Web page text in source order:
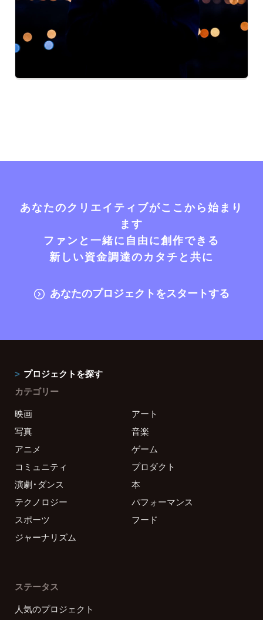
あなたのクリエイティブがここから始まり
ます
ファンと一緒に自由に創作できる
新しい資金調達のカタチと共に
あなたのプロジェクトをスタートする
プロジェクトを探す
カテゴリー
映画
アート
写真
音楽
アニメ
ゲーム
コミュニティ
プロダクト
演劇・ダンス
本
テクノロジー
パフォーマンス
スポーツ
フード
ジャーナリズム
ステータス
人気のプロジェクト